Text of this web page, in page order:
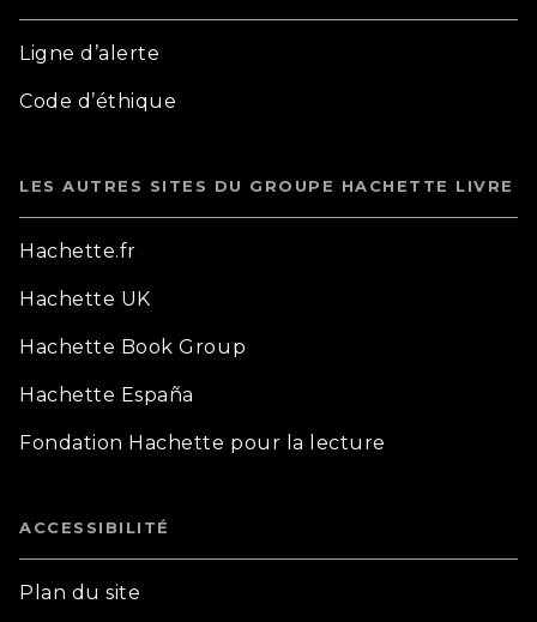
Ligne d’alerte
Code d’éthique
LES AUTRES SITES DU GROUPE HACHETTE LIVRE
Hachette.fr
Hachette UK
Hachette Book Group
Hachette España
Fondation Hachette pour la lecture
ACCESSIBILITÉ
Plan du site